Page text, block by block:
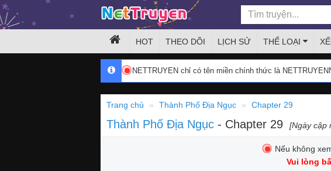
HOT THEO DÕI LỊCH SỬ THỂ LOẠI
NETTRUYEN chỉ có tên miền chính thức là
Trang chủ Thành Phố Địa Ngục Chapter 29
Thành Phố Địa Ngục - Chapter 29 [Ngày cập
Nếu không
Vui lòng